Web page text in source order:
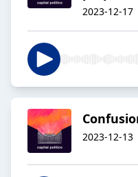
2023-12-17
2023-12-13